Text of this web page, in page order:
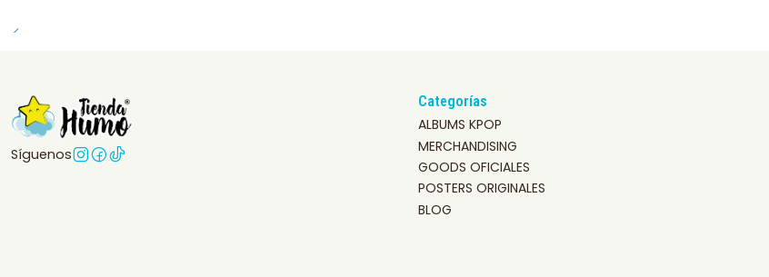
Síguenos
Categorías
ALBUMS KPOP
MERCHANDISING
GOODS OFICIALES
POSTERS ORIGINALES
BLOG